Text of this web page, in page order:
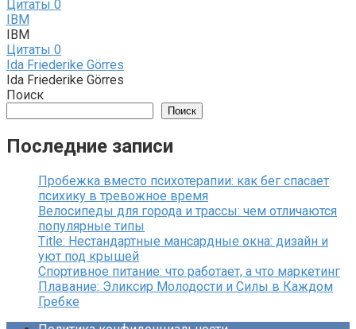
Цитаты 0
IBM
IBM
Цитаты 0
Ida Friederike Görres
Ida Friederike Görres
Поиск
Поиск
Последние записи
Пробежка вместо психотерапии: как бег спасает
психику в тревожное время
Велосипеды для города и трассы: чем отличаются
популярные типы
Title: Нестандартные мансардные окна: дизайн и
уют под крышей
Спортивное питание: что работает, а что маркетинг
Плавание: Эликсир Молодости и Силы в Каждом
Гребке